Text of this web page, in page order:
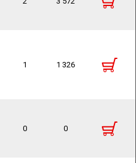
1 1 326
0 0